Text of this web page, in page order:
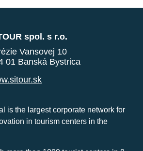
spol. s r.o.
Vansovej 10
01 Banská Bystrica
is the largest corporate network for
in tourism centers in the